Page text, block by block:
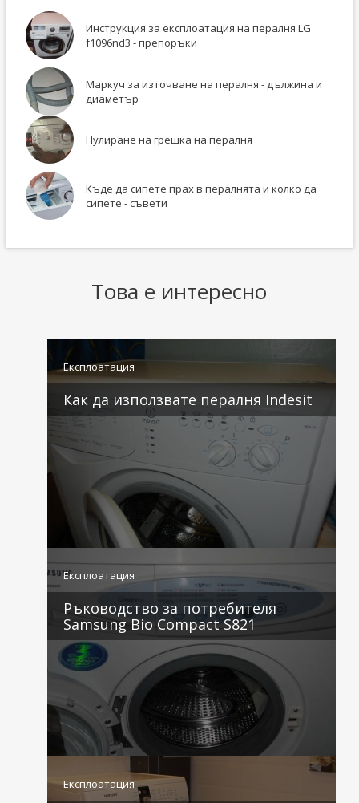
Инструкция за експлоатация на пералня LG
f1096nd3 - препоръки
Маркуч за източване на пералня - дължина и
диаметър
Нулиране на грешка на пералня
Къде да сипете прах в пералнята и колко да
сипете - съвети
Това е интересно
Експлоатация
Как да използвате пералня Indesit
3 коментара
Експлоатация
Ръководство за потребителя
Samsung Bio Compact S821
Експлоатация